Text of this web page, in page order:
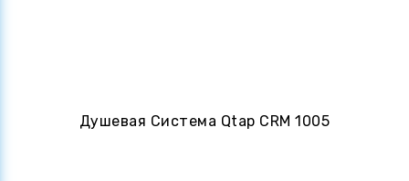
Душевая Система Qtap CRM 1005